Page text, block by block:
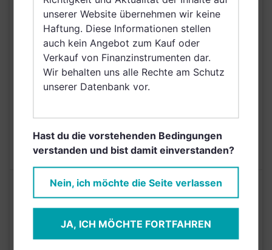
Irland, Belgien, Taiwan
(Provinz Chinas),
Netherlands (Kingdom
of the), Norwegen,
Vereinigte Arabische
Emirate, Singapur,
AUSGABEAUFSCHLAG N/A
MAX. LAUFENDE
KOSTEN
0,80%
Risikoeinstufung laut Anbieter (KID)
2 3 4 5 6
unserer Website übernehmen wir keine
Haftung. Diese Informationen stellen
auch kein Angebot zum Kauf oder
Verkauf von Finanzinstrumenten dar.
Wir behalten uns alle Rechte am Schutz
unserer Datenbank vor.
Hast du die vorstehenden Bedingungen
verstanden und bist damit einverstanden?
Nein, ich möchte die Seite verlassen
JA, ICH MÖCHTE FORTFAHREN